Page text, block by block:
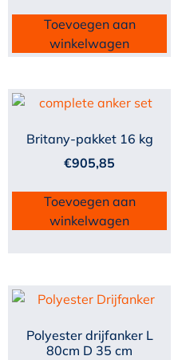
Toevoegen aan
winkelwagen
Britany-pakket 16 kg
€905,85
Toevoegen aan
winkelwagen
Polyester drijfanker L
80cm D 35 cm